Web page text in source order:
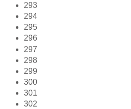
293
294
295
296
297
298
299
300
301
302